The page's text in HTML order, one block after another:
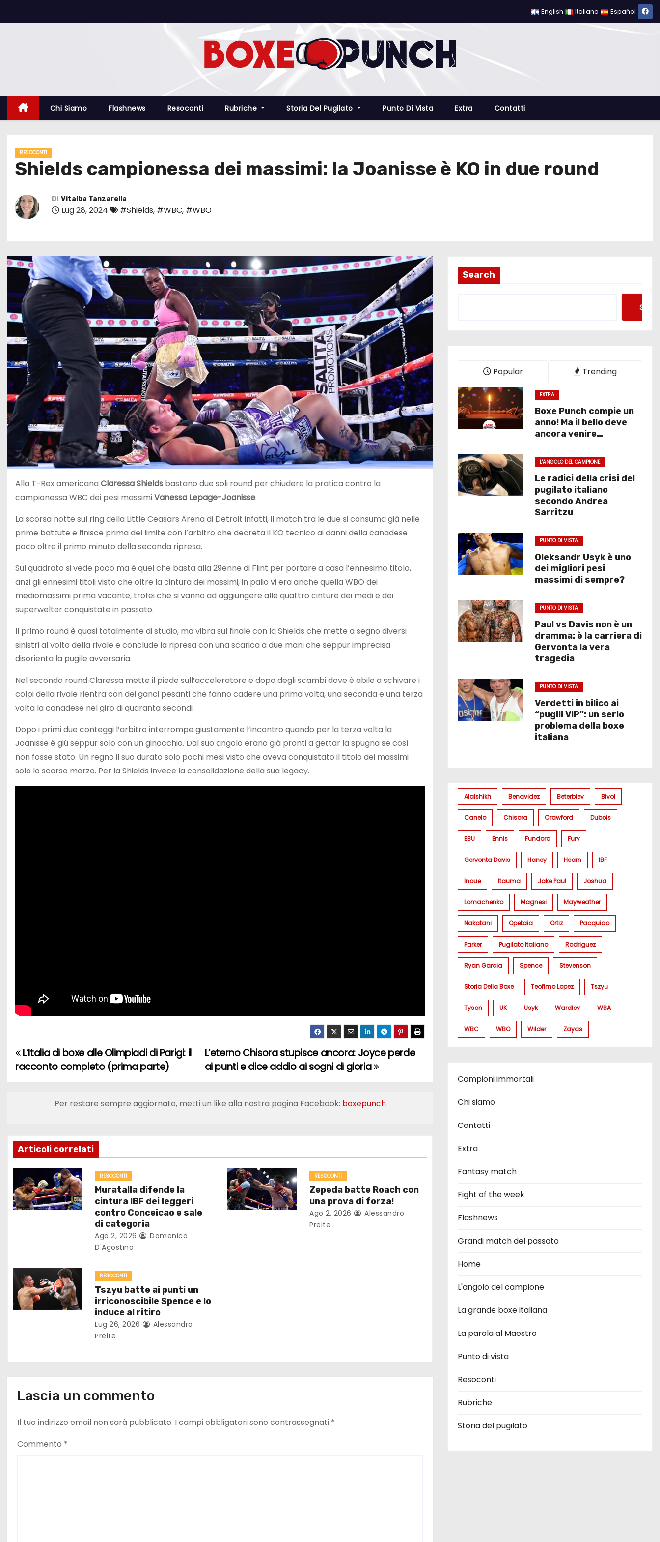
a
English Italiano Español
Chi Siamo Flashnews Resoconti Rubriche Storia Del Pugilato Punto Di Vista Extra Contatti
RESOCONTI
Shields campionessa dei massimi: la Joanisse è KO in due round
Di Vitalba Tanzarella
Lug 28, 2024 #Shields, #WBC, #WBO
Alla T-Rex americana Claressa Shields bastano due soli round per chiudere la pratica contro la
campionessa WBC dei pesi massimiVanessa Lepage-Joanisse.
La scorsa notte sul ring della Little Ceasars Arena di Detroit infatti, il match tra le due si consuma già nelle
prime battute e finisce prima del limite con l’arbitro che decreta il KO tecnico ai danni della canadese
poco oltre il primo minuto della seconda ripresa.
Sul quadrato si vede poco ma è quel che basta alla 29enne di Flint per portare a casa l’ennesimo titolo,
anzi gli ennesimi titoli visto che oltre la cintura dei massimi, in palio vi era anche quella WBO dei
mediomassimi prima vacante, trofei che si vanno ad aggiungere alle quattro cinture dei medi e dei
superwelter conquistate in passato.
Il primo round è quasi totalmente di studio, ma vibra sul finale con la Shields che mette a segno diversi
sinistri al volto della rivale e conclude la ripresa con una scarica a due mani che seppur imprecisa
disorienta la pugile avversaria.
Nel secondo round Claressa mette il piede sull’acceleratore e dopo degli scambi dove è abile a schivare i
colpi della rivale rientra con dei ganci pesanti che fanno cadere una prima volta, una seconda e una terza
volta la canadese nel giro di quaranta secondi.
Dopo i primi due conteggi l’arbitro interrompe giustamente l’incontro quando per la terza volta la
Joanisse è giù seppur solo con un ginocchio. Dal suo angolo erano già pronti a gettar la spugna se così
non fosse stato. Un regno il suo durato solo pochi mesi visto che aveva conquistato il titolo dei massimi
solo lo scorso marzo. Per la Shields invece la consolidazione della sua legacy.
N
g
a
z
i
e
a
r
o
i
L’eterno Chisora stupisce ancora: Joyce perde
ai punti e dice addio ai sogni di gloria
L’Italia di boxe alle Olimpiadi di Parigi: il
racconto completo (prima parte)
Per restare sempre aggiornato, metti un like alla nostra pagina Facebook: boxepunch
Articoli correlati
RESOCONTI
Muratalla difende la
cintura IBF dei leggeri
contro Conceicao e sale
di categoria
Ago 2, 2026
Domenico
D'Agostino
RESOCONTI
Zepeda batte Roach con
una prova di forza!
Ago 2, 2026
Alessandro
Preite
RESOCONTI
Tszyu batte ai punti un
irriconoscibile Spence e lo
induce al ritiro
Lug 26, 2026
Alessandro
Preite
Lascia un commento
Il tuo indirizzo email non sarà pubblicato. I campi obbligatori sono contrassegnati *
Commento *
Search
Popular Trending
EXTRA
Boxe Punch compie un
anno! Ma il bello deve
ancora venire…
L'ANGOLO DEL CAMPIONE
Le radici della crisi del
pugilato italiano
secondo Andrea
Sarritzu
PUNTO DI VISTA
Oleksandr Usyk è uno
dei migliori pesi
massimi di sempre?
PUNTO DI VISTA
Paul vs Davis non è un
dramma: è la carriera di
Gervonta la vera
tragedia
PUNTO DI VISTA
Verdetti in bilico ai
“pugili VIP”: un serio
problema della boxe
italiana
Alalshikh Benavidez Beterbiev Bivol
Canelo Chisora Crawford Dubois
EBU Ennis Fundora Fury
Gervonta Davis Haney Hearn IBF
Inoue Itauma Jake Paul Joshua
Lomachenko Magnesi Mayweather
Nakatani Opetaia Ortiz Pacquiao
Parker Pugilato Italiano Rodriguez
Ryan Garcia Spence Stevenson
Storia Della Boxe Teofimo Lopez Tszyu
Tyson UK Usyk Wardley WBA
WBC WBO Wilder Zayas
Campioni immortali
Chi siamo
Contatti
Extra
Fantasy match
Fight of the week
Flashnews
Grandi match del passato
Home
L'angolo del campione
La grande boxe italiana
La parola al Maestro
Punto di vista
Resoconti
Rubriche
Storia del pugilato